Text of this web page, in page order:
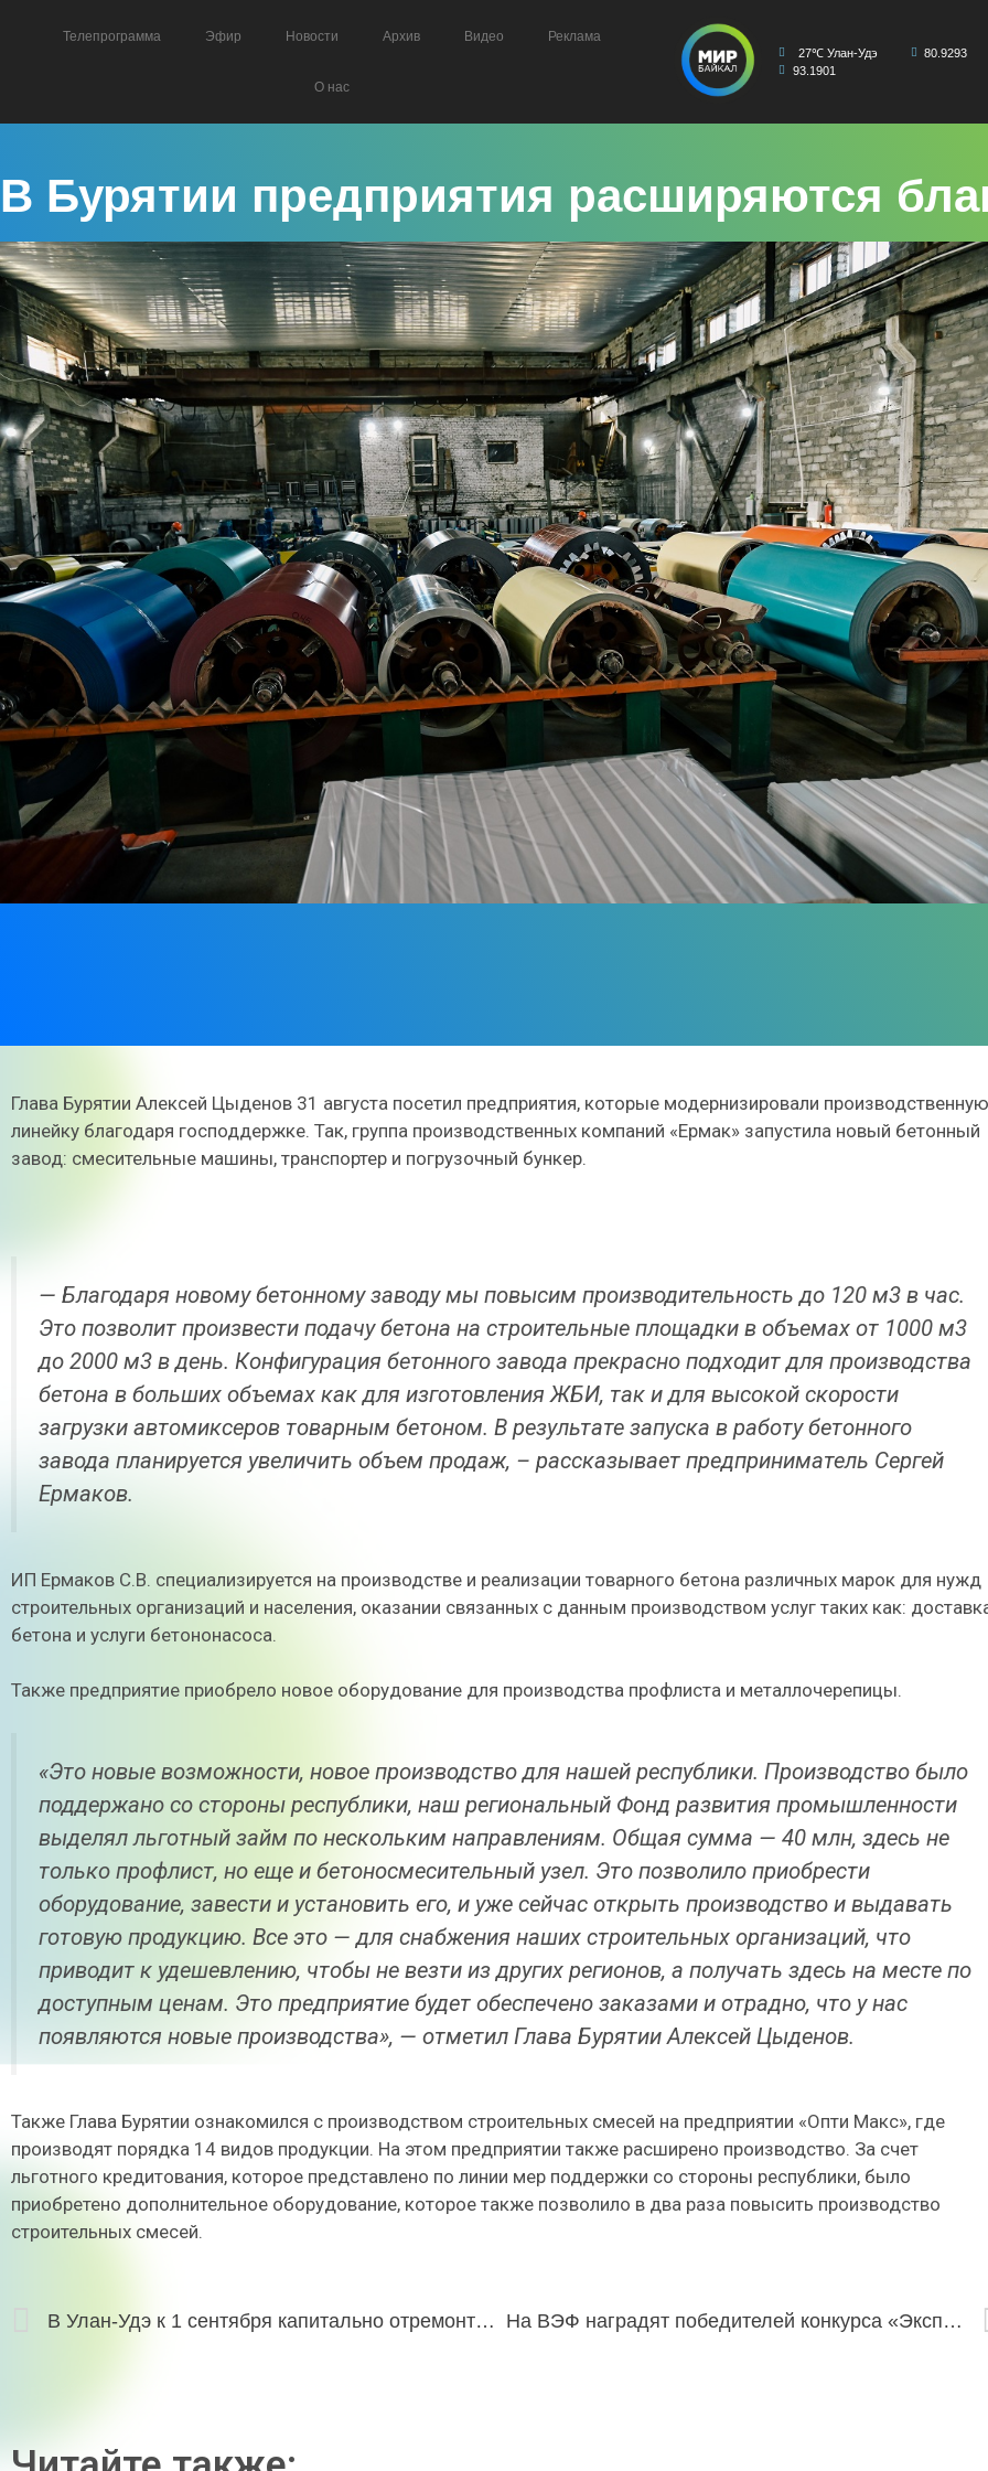
Телепрограмма Эфир Новости Архив Видео Реклама
О нас
27℃ Улан-Удэ
80.9293
93.1901
В Бурятии предприятия расширяются
Глава Бурятии Алексей Цыденов 31 августа посетил предприятия, которые модернизировали производственную
линейку благодаря господдержке. Так, группа производственных компаний «Ермак» запустила новый бетонный
завод: смесительные машины, транспортер и погрузочный бункер.
— Благодаря новому бетонному заводу мы повысим производительность до 120 м3 в час.
Это позволит произвести подачу бетона на строительные площадки в объемах от 1000 м3
до 2000 м3 в день. Конфигурация бетонного завода прекрасно подходит для производства
бетона в больших объемах как для изготовления ЖБИ, так и для высокой скорости
загрузки автомиксеров товарным бетоном. В результате запуска в работу бетонного
завода планируется увеличить объем продаж, – рассказывает предприниматель Сергей
Ермаков.
ИП Ермаков С.В. специализируется на производстве и реализации товарного бетона различных марок для нужд
строительных организаций и населения, оказании связанных с данным производством услуг таких как:
бетона и услуги бетононасоса.
Также предприятие приобрело новое оборудование для производства профлиста и металлочерепицы.
«Это новые возможности, новое производство для нашей республики. Производство было
поддержано со стороны республики, наш региональный Фонд развития промышленности
выделял льготный займ по нескольким направлениям. Общая сумма — 40 млн, здесь не
только профлист, но еще и бетоносмесительный узел. Это позволило приобрести
оборудование, завести и установить его, и уже сейчас открыть производство и выдавать
готовую продукцию. Все это — для снабжения наших строительных организаций, что
приводит к удешевлению, чтобы не везти из других регионов, а получать здесь на месте по
доступным ценам. Это предприятие будет обеспечено заказами и отрадно, что у нас
появляются новые производства», — отметил Глава Бурятии Алексей Цыденов.
Также Глава Бурятии ознакомился с производством строительных смесей на предприятии «Опти Макс», где
производят порядка 14 видов продукции. На этом предприятии также расширено производство. За счет
льготного кредитования, которое представлено по линии мер поддержки со стороны республики, было
приобретено дополнительное оборудование, которое также позволило в два раза повысить производство
строительных смесей.
В Улан-Удэ к 1 сентября капитально отремонтировали две школы На ВЭФ наградят победителей конкурса «Экспортер года» в ДФО из Бурятии